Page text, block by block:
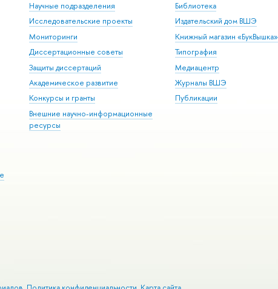
Научные подразделения
Исследовательские проекты
Мониторинги
Диссертационные советы
Защиты диссертаций
Академическое развитие
Конкурсы и гранты
Внешние научно-информационные
ресурсы
Библиотека
Издательский дом ВШЭ
Книжный магазин «БукВышка»
Типография
Медиацентр
Журналы ВШЭ
Публикации